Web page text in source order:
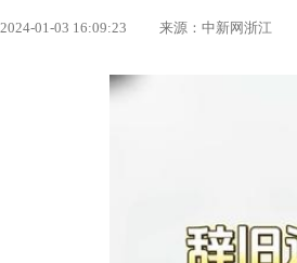
2024-01-03 16:09:23 来源：中新网浙江